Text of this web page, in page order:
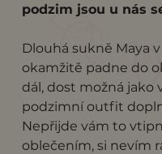
podzim jsou u nás
Dlouhá sukně Maya
okamžitě padne do
dál, dost možná jako
podzimní outfit
Nepřijde vám to
oblečením, si nevím